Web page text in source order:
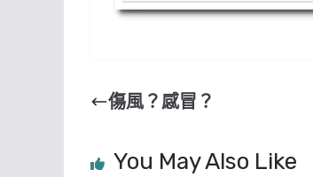
傷風？感冒？
You May Also Like